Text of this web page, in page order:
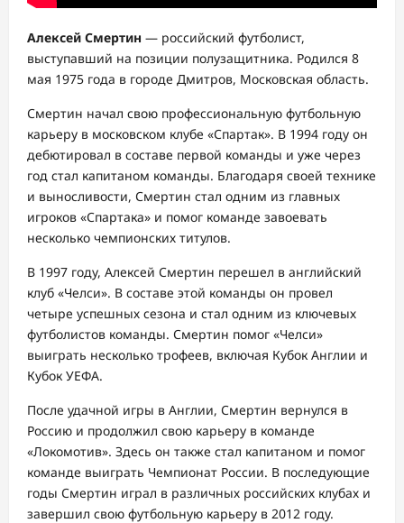
Алексей Смертин — российский футболист,
выступавший на позиции полузащитника. Родился 8
мая 1975 года в городе Дмитров, Московская область.
Смертин начал свою профессиональную футбольную
карьеру в московском клубе «Спартак». В 1994 году он
дебютировал в составе первой команды и уже через
год стал капитаном команды. Благодаря своей технике
и выносливости, Смертин стал одним из главных
игроков «Спартака» и помог команде завоевать
несколько чемпионских титулов.
В 1997 году, Алексей Смертин перешел в английский
клуб «Челси». В составе этой команды он провел
четыре успешных сезона и стал одним из ключевых
футболистов команды. Смертин помог «Челси»
выиграть несколько трофеев, включая Кубок Англии и
Кубок УЕФА.
После удачной игры в Англии, Смертин вернулся в
Россию и продолжил свою карьеру в команде
«Локомотив». Здесь он также стал капитаном и помог
команде выиграть Чемпионат России. В последующие
годы Смертин играл в различных российских клубах и
завершил свою футбольную карьеру в 2012 году.